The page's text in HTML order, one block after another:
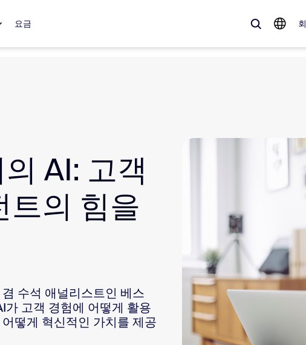
요금
ZoomMate
Phone
Contact Center
AI: 고객
트의 힘을
수석 애널리스트인 베스
고객 경험에 어떻게 활용
떻게 혁신적인 가치를 제공